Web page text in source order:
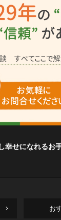
幸せになれるお
お